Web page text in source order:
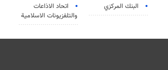
البنك المركزي
اتحاد الاذاعات
والتلفزيونات الاسلامية